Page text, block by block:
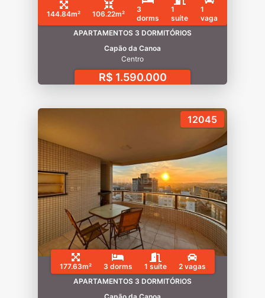
144.84m² 106.22m²
3
dorms
1
suíte
1
vaga
APARTAMENTOS 3 DORMITÓRIOS
Capão da Canoa
Centro
R$ 1.590.000
12045
177.63m² 3 dorms 1 suíte
2 vagas
APARTAMENTOS 3 DORMITÓRIOS